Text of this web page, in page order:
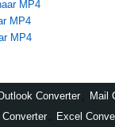
MP4
MP4
MP4
Converter Mail
Converter Excel